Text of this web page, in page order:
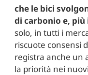
che le bici
di carbonio e,
solo, in tutti i
riscuote consensi
registra anche un
la priorità nei